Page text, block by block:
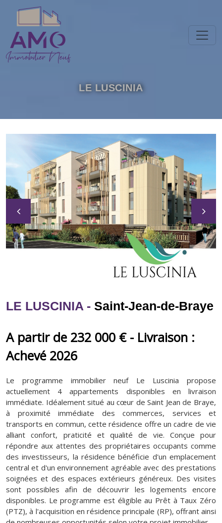
LE LUSCINIA
LE LUSCINIA - Saint-Jean-de-Braye
A partir de 232 000 € - Livraison :
Achevé 2026
Le programme immobilier neuf Le Luscinia propose
actuellement 4 appartements disponibles en livraison
immédiate. Idéalement situé au cœur de Saint Jean de Braye,
à proximité immédiate des commerces, services et
transports en commun, cette résidence offre un cadre de vie
alliant confort, praticité et qualité de vie. Conçue pour
répondre aux attentes des propriétaires occupants comme
des investisseurs, la résidence bénéficie d'un emplacement
central et d'un environnement agréable avec des prestations
soignées et des espaces extérieurs généreux. Des visites
sont possibles afin de découvrir les logements encore
disponibles. Le programme est éligible au Prêt à Taux Zéro
(PTZ), à l'acquisition en résidence principale (RP), offrant ainsi
Panneau de gestion des cookies